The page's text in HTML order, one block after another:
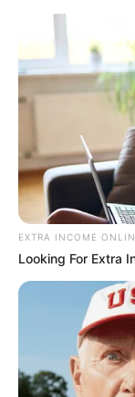
EXTRA INCOME
Looking For Extra